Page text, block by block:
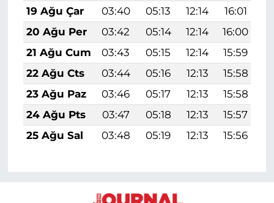
19 Ağu Çar
03:40 05:13 12:14 16:01
20 Ağu Per
03:42 05:14 12:14 16:00
21 Ağu Cum
03:43 05:15 12:14 15:59
22 Ağu Cts
03:44 05:16 12:13 15:58
23 Ağu Paz
03:46 05:17 12:13 15:58
24 Ağu Pts
03:47 05:18 12:13 15:57
25 Ağu Sal
03:48 05:19 12:13 15:56